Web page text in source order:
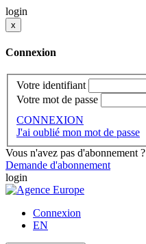
login
x
Connexion
Votre identifiant
Votre mot de passe
CONNEXION
J'ai oublié mon mot de passe
Vous n'avez pas d'abonnement ?
Demande d'abonnement
login
Connexion
EN